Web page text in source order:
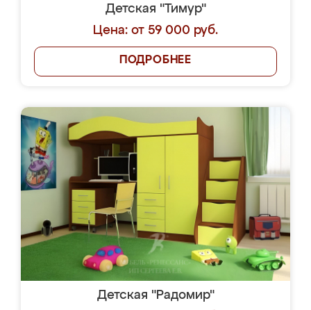
Детская "Тимур"
Цена: от 59 000 руб.
ПОДРОБНЕЕ
Детская "Радомир"